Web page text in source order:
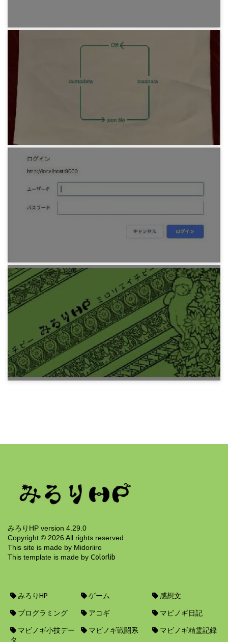
ページネーション・ノート
DjangoNote 11 DB 初期値、マスタデータ登録
DjangoNote 10 ベーシック認証
6年前
みろりHP version 4.29.0
Copyright © 2026 All rights reserved
This site is made by Midoriiro
This template is made by Colorlib
みろりHP ゲーム 感想文
プログラミング アコギ マビノギ日記
マビノギ小技デー
タ
マビノギ戦闘系 マビノギ精霊記録